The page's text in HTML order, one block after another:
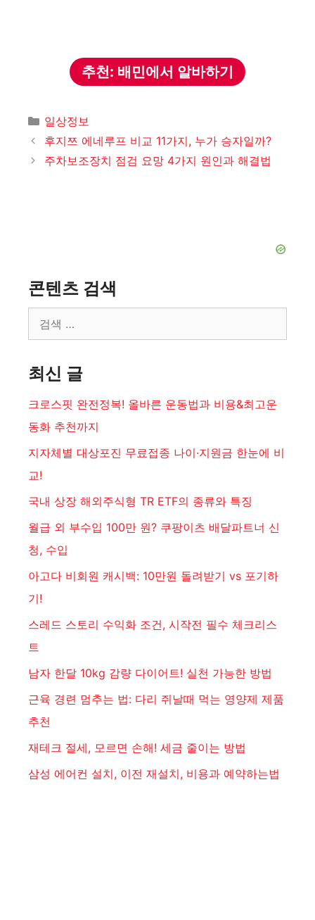
추천: 배민에서 알바하기
카
테
고
리
일상정보
후지쯔 에네루프 비교 11가지, 누가 승자일까?
주차보조장치 점검 요망 4가지 원인과 해결법
콘텐츠 검색
색:
최신 글
크로스핏 완전정복! 올바른 운동법과 비용&최고운
동화 추천까지
지자체별 대상포진 무료접종 나이·지원금 한눈에 비
교!
국내 상장 해외주식형 TR ETF의 종류와 특징
월급 외 부수입 100만 원? 쿠팡이츠 배달파트너 신
청, 수입
아고다 비회원 캐시백: 10만원 돌려받기 vs 포기하
기!
스레드 스토리 수익화 조건, 시작전 필수 체크리스
트
남자 한달 10kg 감량 다이어트! 실천 가능한 방법
근육 경련 멈추는 법: 다리 쥐날때 먹는 영양제 제품
추천
재테크 절세, 모르면 손해! 세금 줄이는 방법
삼성 에어컨 설치, 이전 재설치, 비용과 예약하는법